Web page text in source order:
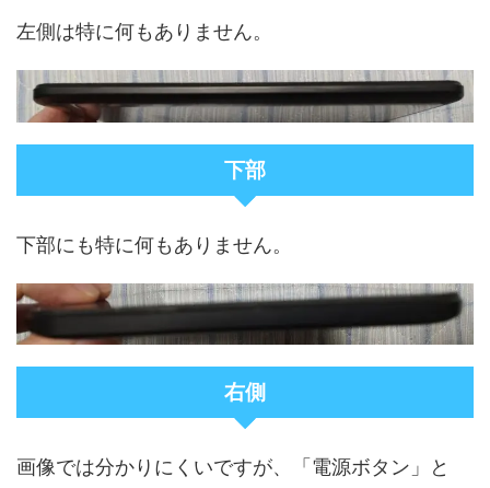
左側は特に何もありません。
下部
下部にも特に何もありません。
右側
画像では分かりにくいですが、「電源ボタン」と